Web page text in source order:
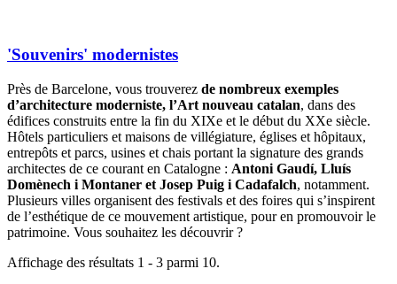
'Souvenirs' modernistes
Près de Barcelone, vous trouverez de nombreux exemples
d’architecture moderniste, l’Art nouveau catalan, dans des
édifices construits entre la fin du XIXe et le début du XXe siècle.
Hôtels particuliers et maisons de villégiature, églises et hôpitaux,
entrepôts et parcs, usines et chais portant la signature des grands
architectes de ce courant en Catalogne : Antoni Gaudí, Lluís
Domènech i Montaner et Josep Puig i Cadafalch, notamment.
Plusieurs villes organisent des festivals et des foires qui s’inspirent
de l’esthétique de ce mouvement artistique, pour en promouvoir le
patrimoine. Vous souhaitez les découvrir ?
Affichage des résultats 1 - 3 parmi 10.